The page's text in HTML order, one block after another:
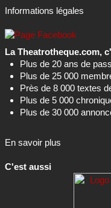
Informations légales
La Theatrotheque.com,
Plus de 20 ans de
Plus de 25 000
Près de 8 000 textes
Plus de 5 000
Plus de 30 000
En savoir plus
C'est aussi